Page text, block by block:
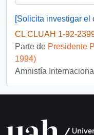
CL CLUAH 1-92-
Parte de Presidente
1994)
Amnistía Internacional